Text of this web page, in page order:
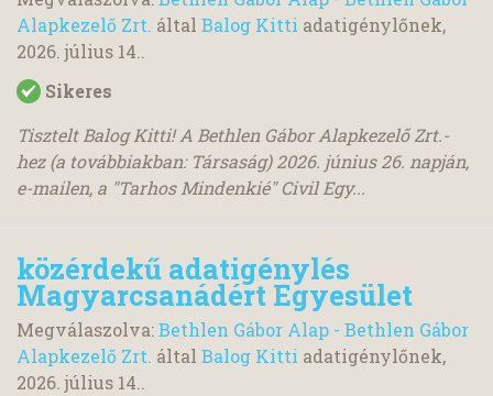
Alapkezelő Zrt. által Balog Kitti adatigénylőnek,
2026. július 14..
Sikeres
Tisztelt Balog Kitti! A Bethlen Gábor Alapkezelő Zrt.-
hez (a továbbiakban: Társaság) 2026. június 26. napján,
e-mailen, a "Tarhos Mindenkié" Civil Egy...
közérdekű adatigénylés
Magyarcsanádért Egyesület
Megválaszolva:Bethlen Gábor Alap - Bethlen Gábor
Alapkezelő Zrt. által Balog Kitti adatigénylőnek,
2026. július 14..